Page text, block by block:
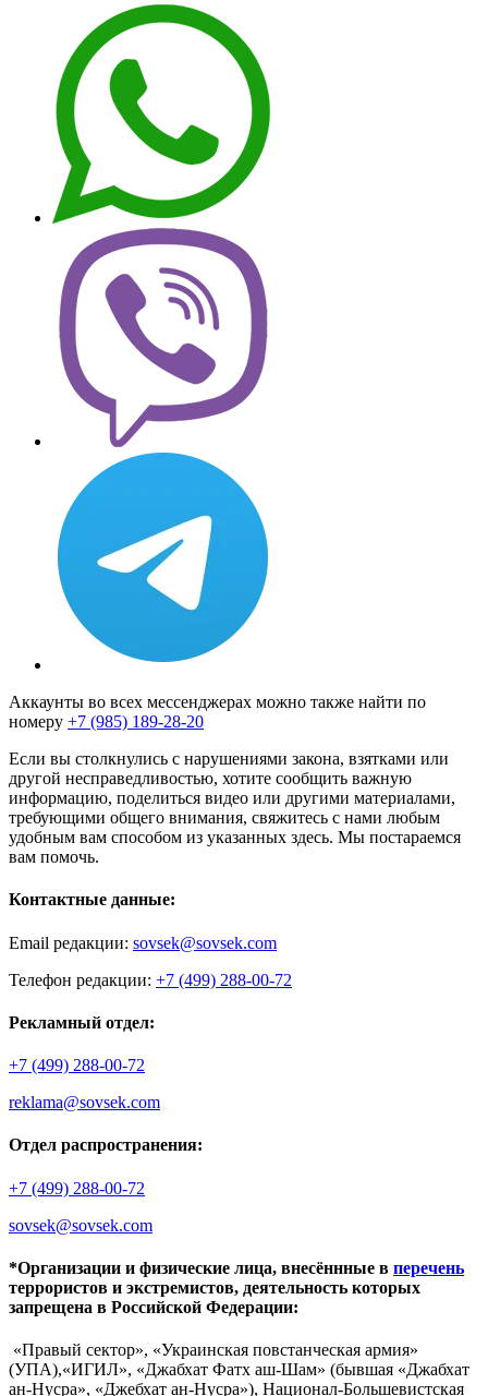
Аккаунты во всех мессенджерах можно также найти по
номеру +7 (985) 189-28-20
Если вы столкнулись с нарушениями закона, взятками или
другой несправедливостью, хотите сообщить важную
информацию, поделиться видео или другими материалами,
требующими общего внимания, свяжитесь с нами любым
удобным вам способом из указанных здесь. Мы постараемся
вам помочь.
Контактные данные:
Email редакции: sovsek@sovsek.com
Телефон редакции: +7 (499) 288-00-72
Рекламный отдел:
+7 (499) 288-00-72
reklama@sovsek.com
Отдел распространения:
+7 (499) 288-00-72
sovsek@sovsek.com
*Организации и физические лица, внесённные в перечень
террористов и экстремистов, деятельность которых
запрещена в Российской Федерации:
«Правый сектор», «Украинская повстанческая армия»
(УПА),«ИГИЛ», «Джабхат Фатх аш-Шам» (бывшая «Джабхат
ан-Нусра», «Джебхат ан-Нусра»), Национал-Большевистская